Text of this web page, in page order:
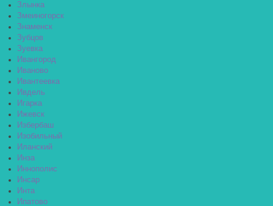
Злынка
Змеиногорск
Знаменск
Зубцов
Зуевка
Ивангород
Иваново
Ивантеевка
Ивдель
Игарка
Ижевск
Избербаш
Изобильный
Иланский
Инза
Иннополис
Инсар
Инта
Ипатово